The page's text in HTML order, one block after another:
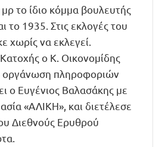
το ίδιο κόμμα βουλευτής
το 1935. Στις εκλογές του
χωρίς να εκλεγεί.
ο Κ. Οικονομίδης
οργάνωση πληροφοριών
ο Ευγένιος Βαλασάκης με
«ΑΛΙΚΗ», και διετέλεσε
Διεθνούς Ερυθρού